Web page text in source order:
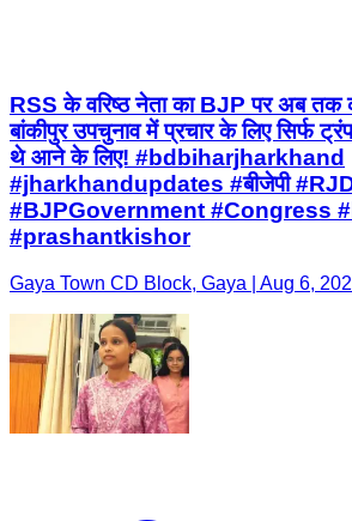
RSS के वरिष्ठ नेता का BJP पर अब तक
बांकीपुर उपचुनाव में प्रचार के लिए सिर्फ
थे आने के लिए! #bdbiharjharkhand
#jharkhandupdates #बीजेपी
#BJPGovernment #Congress
#prashantkishor
Gaya Town CD Block, Gaya | Aug 6,